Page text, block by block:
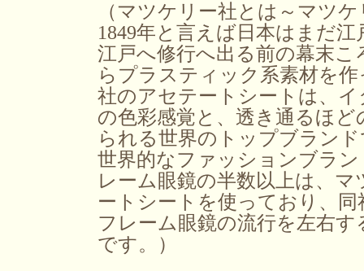
（マツケリー社とは～マツ
1849年と言えば日本はまだ
江戸へ修行へ出る前の幕末こ
らプラスティック系素材を
社のアセテートシートは、
の色彩感覚と、透き通るほ
られる世界のトップブラン
世界的なファッションブラ
レーム眼鏡の半数以上は、
ートシートを使っており、
フレーム眼鏡の流行を左右
です。）